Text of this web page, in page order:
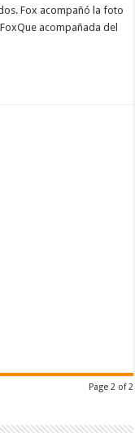
Fox acompañó la foto
acompañada del
Page 2 of 2